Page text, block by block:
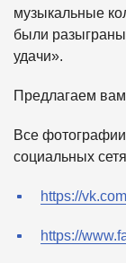
музыкальные
были
удачи».
Предлагаем
Все
социальных
https://
https://